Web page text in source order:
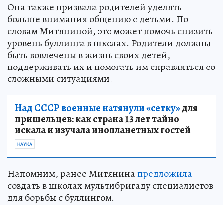
Она также призвала родителей уделять
больше внимания общению с детьми. По
словам Митяниной, это может помочь снизить
уровень буллинга в школах. Родители должны
быть вовлечены в жизнь своих детей,
поддерживать их и помогать им справляться со
сложными ситуациями.
Над СССР военные натянули «сетку»для
пришельцев: как страна 13 лет тайно
искала и изучала инопланетных гостей
НАУКА
Напомним, ранее Митянинапредложила
создать в школах мультибригаду специалистов
для борьбы с буллингом.